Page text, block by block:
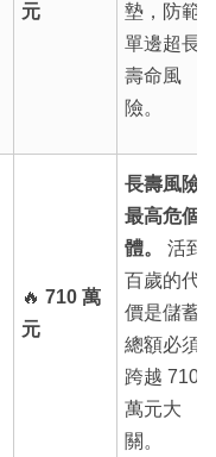
元
墊，防範
單邊超長
壽命風
險。
🔥 710 萬
元
長壽風險
最高危個
體。
活到
百歲的代
價是儲蓄
總額必須
跨越 710
萬元大
關。